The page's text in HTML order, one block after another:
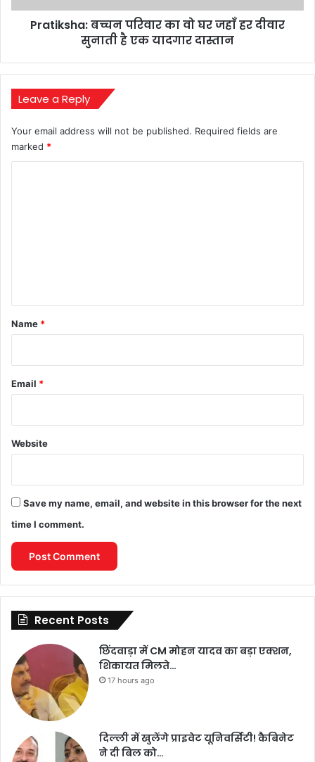
दीवार
Pratiksha: बच्चन परिवार का वो घर जहाँ हर दीवार
सुनाती है एक यादगार दास्तान
Leave a Reply
Your email address will not be published. Required fields are
marked *
*
Name *
Email *
Website
Save my name, email, and website in this browser for the next
time I comment.
Recent Posts
छिंदवाड़ा में CM मोहन यादव का बड़ा एक्शन,
शिकायत मिलते…
17 hours ago
दिल्ली में खुलेंगे प्राइवेट यूनिवर्सिटी! कैबिनेट
ने दी बिल को…